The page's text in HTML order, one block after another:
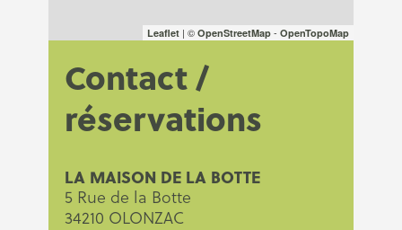
Leaflet | © OpenStreetMap - OpenTopoMap
Contact /
réservations
LA MAISON DE LA BOTTE
5 Rue de la Botte
34210 OLONZAC